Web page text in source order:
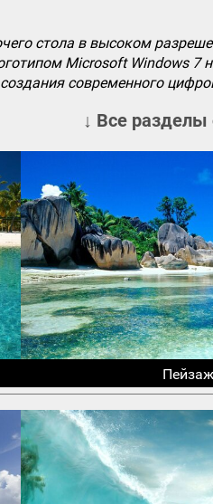
стола в высоком
Microsoft Windows
современного
↓ Все разделы